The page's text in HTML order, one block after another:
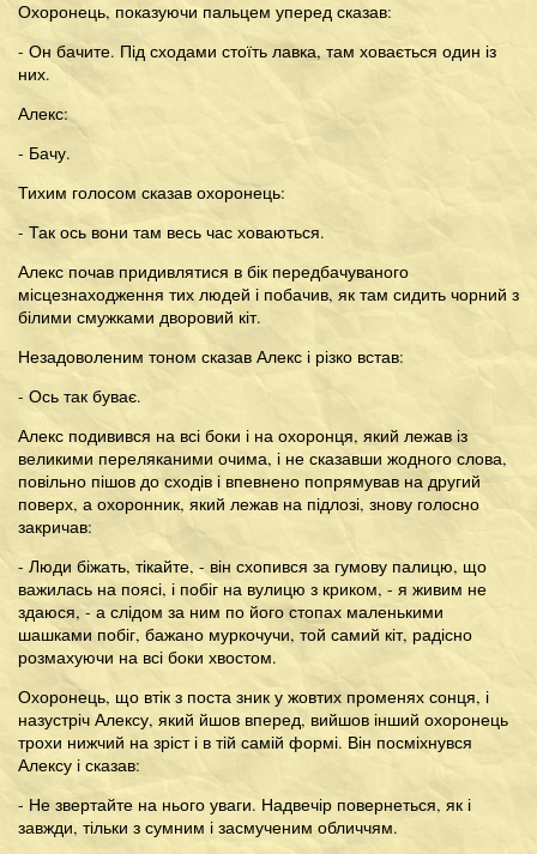
Охоронець, показуючи пальцем уперед сказав:
- Он бачите. Під сходами стоїть лавка, там ховається один із
них.
Алекс:
- Бачу.
Тихим голосом сказав охоронець:
- Так ось вони там весь час ховаються.
Алекс почав придивлятися в бік передбачуваного
місцезнаходження тих людей і побачив, як там сидить чорний з
білими смужками дворовий кіт.
Незадоволеним тоном сказав Алекс і різко встав:
- Ось так буває.
Алекс подивився на всі боки і на охоронця, який лежав із
великими переляканими очима, і не сказавши жодного слова,
повільно пішов до сходів і впевнено попрямував на другий
поверх, а охоронник, який лежав на підлозі, знову голосно
закричав:
- Люди біжать, тікайте, - він схопився за гумову палицю, що
важилась на поясі, і побіг на вулицю з криком, - я живим не
здаюся, - а слідом за ним по його стопах маленькими
шашками побіг, бажано муркочучи, той самий кіт, радісно
розмахуючи на всі боки хвостом.
Охоронець, що втік з поста зник у жовтих променях сонця, і
назустріч Алексу, який йшов вперед, вийшов інший охоронець
трохи нижчий на зріст і в тій самій формі. Він посміхнувся
Алексу і сказав:
- Не звертайте на нього уваги. Надвечір повернеться, як і
завжди, тільки з сумним і засмученим обличчям.